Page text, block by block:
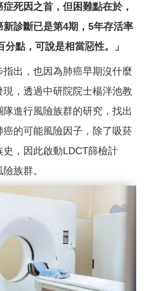
死因之首，但困難點在於，
新診斷已是第4期，5年存活率
分點，可說是相當惡性。」
指出，也因為肺癌早期沒什麼
現，透過中研院院士楊泮池教
進行風險族群的研究，找出
癌的可能風險因子，除了吸菸
史，因此啟動LDCT篩檢計
族群。